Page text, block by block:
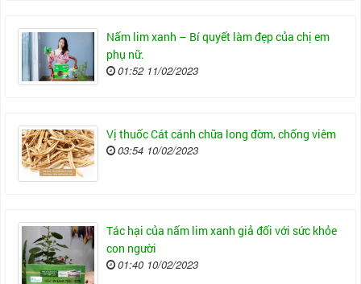
Nấm lim xanh – Bí quyết làm đẹp của chị em
phụ nữ.
01:52 11/02/2023
Vị thuốc Cát cánh chữa long đờm, chống viêm
03:54 10/02/2023
Tác hại của nấm lim xanh giả đối với sức khỏe
con người
01:40 10/02/2023